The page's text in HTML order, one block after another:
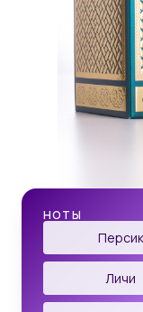
НОТЫ
Персик
Личи